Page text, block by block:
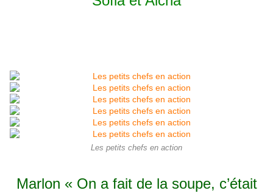
Les petits chefs en action
Marlon « On a fait de la soupe, c’était